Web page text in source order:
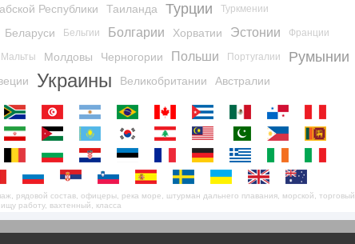
Республики Таиланда Турции Туркмении
Беларуси Бельгии Болгарии Хорватии Эстонии Франции
Мальты Молдовы Черногории Польши Португалии Румынии
Украины Великобритании Австралии
рядовой состав, офицеры, река море, штурман дальнего плавания, морской, торговый
работу, вахтенный, класса